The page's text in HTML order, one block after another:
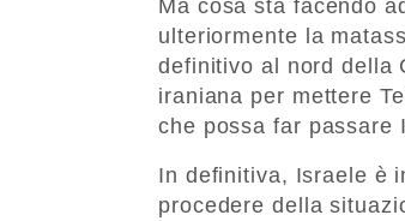
Ma cosa sta facendo
ulteriormente la
definitivo al nord della
iraniana per mettere
che possa far passare
In definitiva, Israele è
procedere della